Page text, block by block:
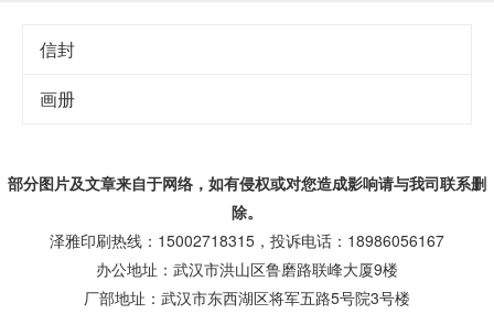
信封
画册
部分图片及文章来自于网络，如有侵权或对您造成影响请与我司联系删
除。
泽雅印刷热线：15002718315，投诉电话：18986056167
办公地址：武汉市洪山区鲁磨路联峰大厦9楼
厂部地址：武汉市东西湖区将军五路5号院3号楼